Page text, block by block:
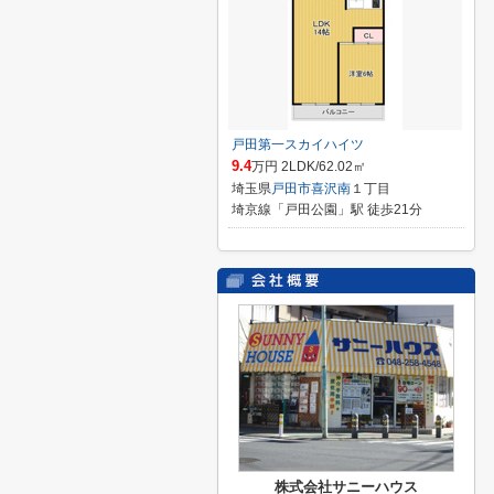
戸田第一スカイハイツ
9.4万円 2LDK/62.02㎡
埼玉県戸田市喜沢南 １丁目
埼京線「戸田公園」駅 徒歩21分
株式会社サニーハウス